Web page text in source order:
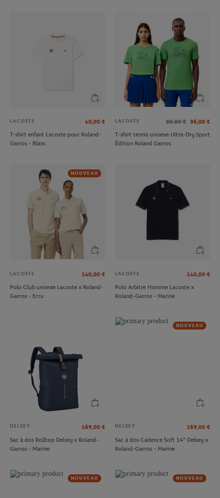
LACOSTE 40,00 €
T-shirt enfant Lacoste pour Roland-
Garros - Blanc
LACOSTE 80.00 € 56,00 €
T-shirt tennis unisexe Ultra-Dry Sport
Édition Roland Garros
NOUVEAU
LACOSTE 140,00 €
Polo Club unisexe Lacoste x Roland-
Garros - Ecru
LACOSTE 140,00 €
Polo Arbitre Homme Lacoste x
Roland-Garros - Marine
DELSEY 169,00 €
Sac à dos Rolltop Delsey x Roland-
Garros - Marine
NOUVEAU
DELSEY 169,00 €
Sac à dos Cadence Soft 14" Delsey x
Roland-Garros - Marine
NOUVEAU NOUVEAU